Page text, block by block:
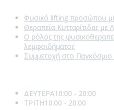
Φυσικό lifting προσώπου
Θεραπεία Κυτταρίτιδας με
Ο ρόλος της
λεμφοιδήματος
Συμμετοχή στο
ΔΕΥΤΕΡΑ10:00 - 20:00
ΤΡΙΤΗ10:00 - 20:00